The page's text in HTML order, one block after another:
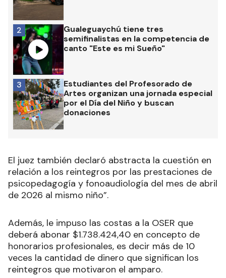
Gualeguaychú tiene tres
semifinalistas en la competencia de
canto "Este es mi Sueño"
2
Estudiantes del Profesorado de
Artes organizan una jornada especial
por el Día del Niño y buscan
donaciones
3
El juez también declaró abstracta la cuestión en
relación a los reintegros por las prestaciones de
psicopedagogía y fonoaudiología del mes de abril
de 2026 al mismo niño”.
Además, le impuso las costas a la OSER que
deberá abonar $1.738.424,40 en concepto de
honorarios profesionales, es decir más de 10
veces la cantidad de dinero que significan los
reintegros que motivaron el amparo.